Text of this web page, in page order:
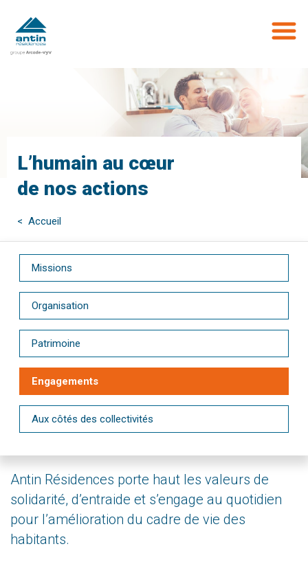
contenu
principal
L’humain au cœur
de nos actions
< Accueil
Missions
Organisation
Patrimoine
Engagements
Aux côtés des collectivités
Antin Résidences porte haut les valeurs de
solidarité, d’entraide et s’engage au quotidien
pour l’amélioration du cadre de vie des
habitants.